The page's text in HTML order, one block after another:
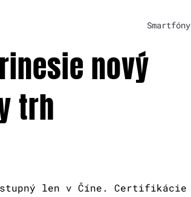
Smartfóny
nový
trh
len v Číne. Certifikácie